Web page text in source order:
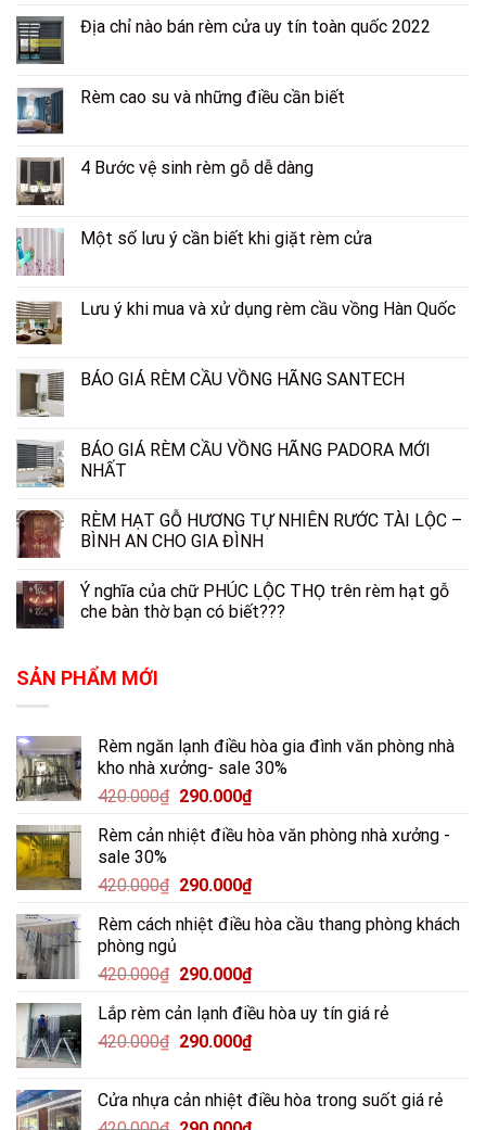
Địa chỉ nào bán rèm cửa uy tín toàn quốc 2022
Rèm cao su và những điều cần biết
4 Bước vệ sinh rèm gỗ dễ dàng
Một số lưu ý cần biết khi giặt rèm cửa
Lưu ý khi mua và xử dụng rèm cầu vồng Hàn Quốc
BÁO GIÁ RÈM CẦU VỒNG HÃNG SANTECH
BÁO GIÁ RÈM CẦU VỒNG HÃNG PADORA MỚI
NHẤT
RÈM HẠT GỖ HƯƠNG TỰ NHIÊN RƯỚC TÀI LỘC –
BÌNH AN CHO GIA ĐÌNH
Ý nghĩa của chữ PHÚC LỘC THỌ trên rèm hạt gỗ
che bàn thờ bạn có biết???
SẢN PHẨM MỚI
Rèm ngăn lạnh điều hòa gia đình văn phòng nhà
kho nhà xưởng- sale 30%
420.000₫ 290.000₫
Rèm cản nhiệt điều hòa văn phòng nhà xưởng -
sale 30%
420.000₫ 290.000₫
Rèm cách nhiệt điều hòa cầu thang phòng khách
phòng ngủ
420.000₫ 290.000₫
Lắp rèm cản lạnh điều hòa uy tín giá rẻ
420.000₫ 290.000₫
Cửa nhựa cản nhiệt điều hòa trong suốt giá rẻ